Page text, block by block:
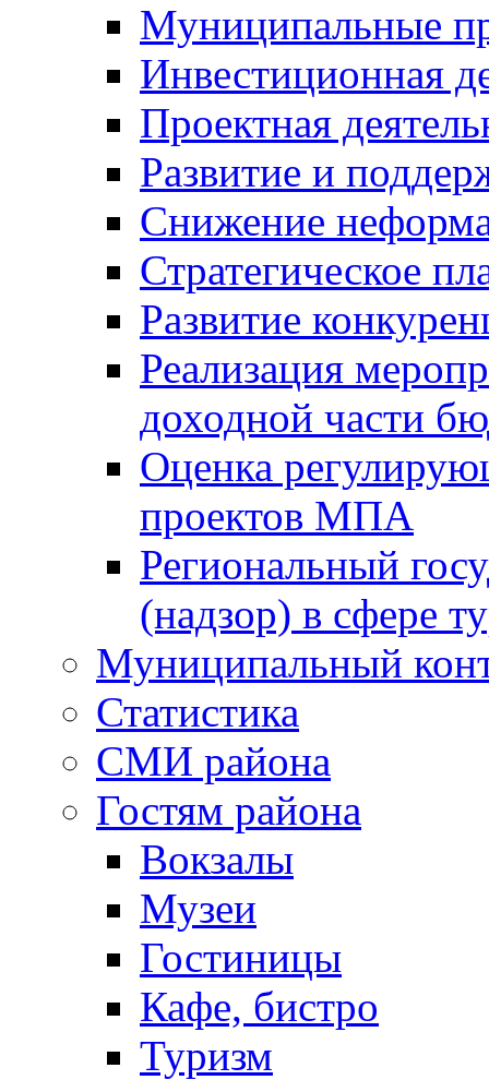
Муниципальные
Инвестиционная
Проектная
Развитие и
Снижение
Стратегическое
Развитие
Реализация
доходной части
Оценка
проектов МПА
Региональный
(надзор) в сфере
Муниципальный
Статистика
СМИ района
Гостям района
Вокзалы
Музеи
Гостиницы
Кафе, бистро
Туризм